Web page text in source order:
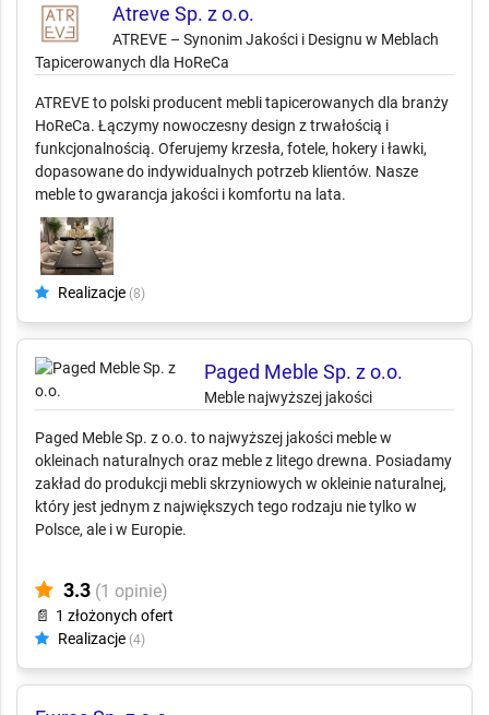
Realizacje (9)
Atreve Sp. z o.o.
ATREVE – Synonim Jakości i Designu w Meblach
Tapicerowanych dla HoReCa
ATREVE to polski producent mebli tapicerowanych dla branży
HoReCa. Łączymy nowoczesny design z trwałością i
funkcjonalnością. Oferujemy krzesła, fotele, hokery i ławki,
dopasowane do indywidualnych potrzeb klientów. Nasze
meble to gwarancja jakości i komfortu na lata.
Realizacje(8)
Paged Meble Sp. z o.o.
Meble najwyższej jakości
zakład do produkcji mebli skrzyniowych w okleinie naturalnej,
który jest jednym z największych tego rodzaju nie tylko w
Polsce, ale i w Europie.